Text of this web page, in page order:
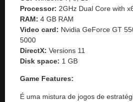
Processor: 2GHz Dual Core with
RAM: 4 GB RAM
Video card: Nvidia GeForce GT
5000
DirectX: Versions 11
Disk space: 1 GB
Game Features:
É uma mistura de jogos de